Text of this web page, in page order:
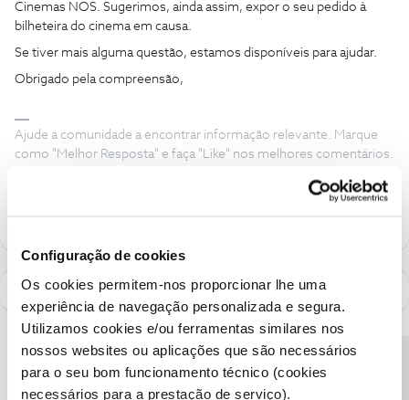
Configuração de cookies
Os cookies permitem-nos proporcionar lhe uma
experiência de navegação personalizada e segura.
Utilizamos cookies e/ou ferramentas similares nos
nossos websites ou aplicações que são necessários
para o seu bom funcionamento técnico (cookies
necessários para a prestação de serviço).
Cinemas NOS. Sugerimos, ainda assim, expor o seu pedido à
bilheteira do cinema em causa.
Se tiver mais alguma questão, estamos disponíveis para ajudar.
Obrigado pela compreensão,
Ajude a comunidade a encontrar informação relevante. Marque
como "Melhor Resposta" e faça "Like" nos melhores comentários.